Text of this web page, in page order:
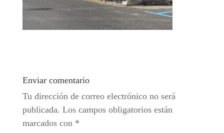
Enviar comentario
Tu dirección de correo electrónico no será
publicada. Los campos obligatorios están
marcados con *